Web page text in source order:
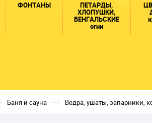
ФОНТАНЫ ПЕТАРДЫ,
ХЛОПУШКИ,
БЕНГАЛЬСКИЕ
огни
Баня и сауна Ведра, ушаты, запарники,